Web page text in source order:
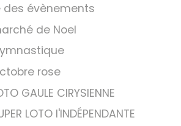
des évènements
de Noel
rose
GAULE CIRYSIENNE
LOTO l'INDÉPENDANTE